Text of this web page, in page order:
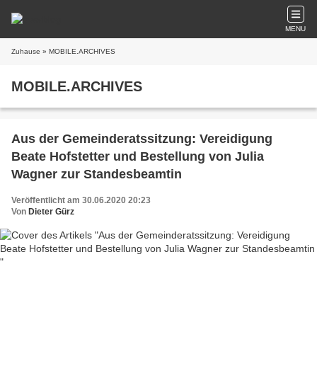
MENU
Zuhause » MOBILE.ARCHIVES
MOBILE.ARCHIVES
Aus der Gemeinderatssitzung: Vereidigung
Beate Hofstetter und Bestellung von Julia
Wagner zur Standesbeamtin
Veröffentlicht am 30.06.2020 20:23
Von Dieter Gürz